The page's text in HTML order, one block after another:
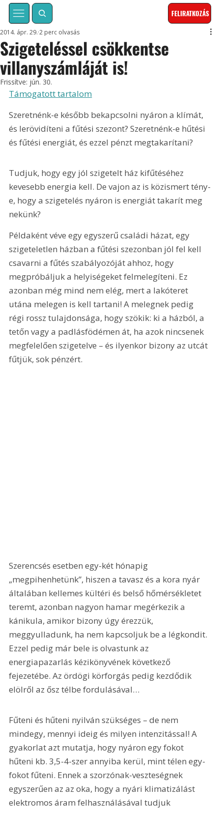
FELIRATKOZÁS
Szigeteléssel csökkentse
villanyszámláját is!
2014. ápr. 29. 2 perc olvasás
Frissítve: jún. 30.
Támogatott tartalom
Szeretnénk-e később bekapcsolni nyáron a klímát,
és lerövidíteni a fűtési szezont? Szeretnénk-e hűtési
és fűtési energiát, és ezzel pénzt megtakarítani?
Tudjuk, hogy egy jól szigetelt ház kifűtéséhez
kevesebb energia kell. De vajon az is közismert tény-
e, hogy a szigetelés nyáron is energiát takarít meg
nekünk?
Példaként véve egy egyszerű családi házat, egy
szigeteletlen házban a fűtési szezonban jól fel kell
csavarni a fűtés szabályozóját ahhoz, hogy
megpróbáljuk a helyiségeket felmelegíteni. Ez
azonban még mind nem elég, mert a lakóteret
utána melegen is kell tartani! A melegnek pedig
régi rossz tulajdonsága, hogy szökik: ki a házból, a
tetőn vagy a padlásfödémen át, ha azok nincsenek
megfelelően szigetelve – és ilyenkor bizony az utcát
fűtjük, sok pénzért.
Szerencsés esetben egy-két hónapig
„megpihenhetünk”, hiszen a tavasz és a kora nyár
általában kellemes kültéri és belső hőmérsékletet
teremt, azonban nagyon hamar megérkezik a
kánikula, amikor bizony úgy érezzük,
meggyulladunk, ha nem kapcsoljuk be a légkondit.
Ezzel pedig már bele is olvastunk az
energiapazarlás kézikönyvének következő
fejezetébe. Az ördögi körforgás pedig kezdődik
elölről az ősz télbe fordulásával…
Fűteni és hűteni nyilván szükséges – de nem
mindegy, mennyi ideig és milyen intenzitással! A
gyakorlat azt mutatja, hogy nyáron egy fokot
hűteni kb. 3,5-4-szer annyiba kerül, mint télen egy-
fokot fűteni. Ennek a szorzónak-veszteségnek
egyszerűen az az oka, hogy a nyári klimatizálást
elektromos áram felhasználásával tudjuk